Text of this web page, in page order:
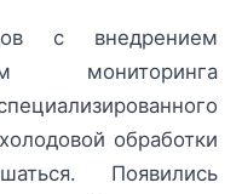
с внедрением
мониторинга
обработки
Появились